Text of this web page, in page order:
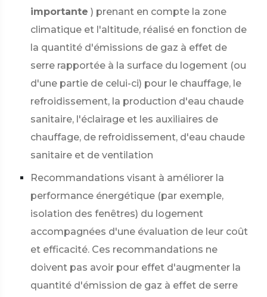
importante ) prenant en compte la zone
climatique et l'altitude, réalisé en fonction de
la quantité d'émissions de gaz à effet de
serre rapportée à la surface du logement (ou
d'une partie de celui-ci) pour le chauffage, le
refroidissement, la production d'eau chaude
sanitaire, l'éclairage et les auxiliaires de
chauffage, de refroidissement, d'eau chaude
sanitaire et de ventilation
Recommandations visant à améliorer la
performance énergétique (par exemple,
isolation des fenêtres) du logement
accompagnées d'une évaluation de leur coût
et efficacité. Ces recommandations ne
doivent pas avoir pour effet d'augmenter la
quantité d'émission de gaz à effet de serre